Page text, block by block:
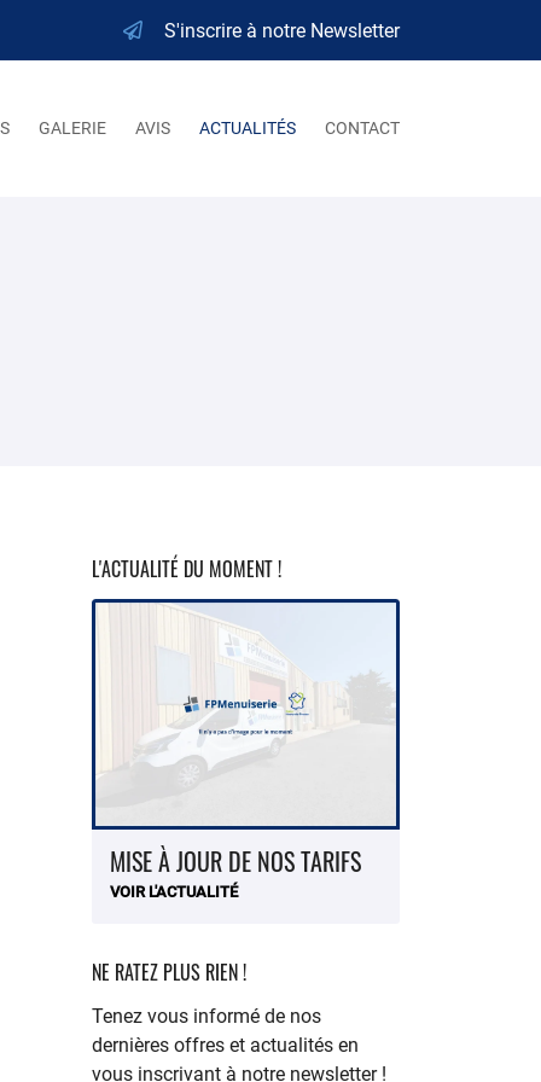
S'inscrire à notre Newsletter
GALERIE AVIS ACTUALITÉS CONTACT
L'ACTUALITÉ DU MOMENT !
MISE À JOUR DE NOS TARIFS
VOIR L'ACTUALITÉ
NE RATEZ PLUS RIEN !
Tenez vous informé de nos
dernières offres et actualités en
vous inscrivant à notre newsletter !